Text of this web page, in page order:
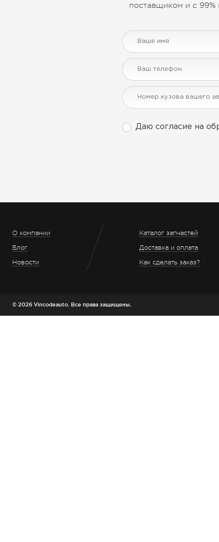
поставщиком и с 99%
Даю согласие на
О компании
Блог
Новости
Каталог запчастей
Доставка и оплата
Как сделать заказ?
© 2026 Vincodeauto. Все права защищены.